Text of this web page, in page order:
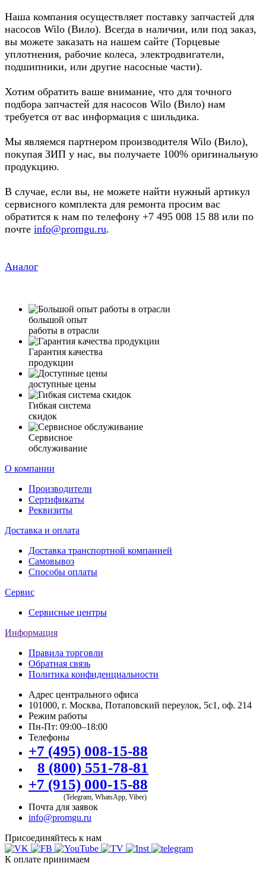
Наша компания осуществляет поставку запчастей для
насосов Wilo (Вило). Всегда в наличии, или под заказ,
вы можете заказать на нашем сайте (Торцевые
уплотнения, рабочие колеса, электродвигатели,
подшипники, или другие насосные части).
Хотим обратить ваше внимание, что для точного
подбора запчастей для насосов Wilo (Вило) нам
требуется от вас информация с шильдика.
Мы являемся партнером производителя Wilo (Вило),
покупая ЗИП у нас, вы получаете 100% оригинальную
продукцию.
В случае, если вы, не можете найти нужный артикул
сервисного комплекта для ремонта просим вас
обратится к нам по телефону +7 495 008 15 88 или по
почте info@promgu.ru.
Аналог
большой опыт
работы в отрасли
Гарантия качества
продукции
доступные цены
Гибкая система
скидок
Сервисное
обслуживание
О компании
Производители
Сертификаты
Реквизиты
Доставка и оплата
Доставка транспортной компанией
Самовывоз
Способы оплаты
Сервис
Сервисные центры
Информация
Правила торговли
Обратная связь
Политика конфиденциальности
Адрес центрального офиса
101000, г. Москва, Потаповский переулок, 5с1, оф. 214
Режим работы
Пн-Пт: 09:00–18:00
Телефоны
+7 (495) 008-15-88
8 (800) 551-78-81
+7 (915) 000-15-88
(Telegram, WhatsApp, Viber)
Почта для заявок
info@promgu.ru
Присоединяйтесь к нам
К оплате принимаем